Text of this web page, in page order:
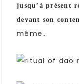
jusqu’à présent
devant son
même…